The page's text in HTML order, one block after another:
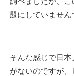
題にしていません
そんな感じで日
がないのですが